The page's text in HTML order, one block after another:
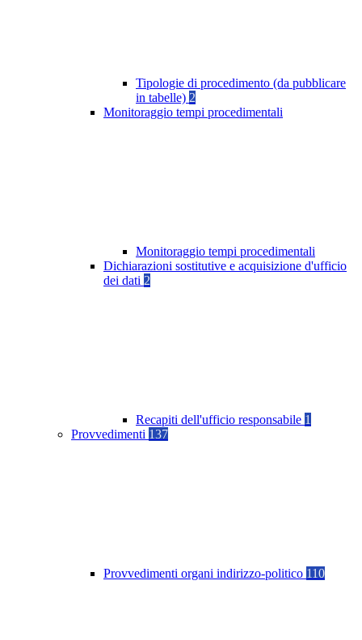
Tipologie di procedimento (da pubblicare
in tabelle) 2
Monitoraggio tempi procedimentali
Monitoraggio tempi procedimentali
Dichiarazioni sostitutive e acquisizione d'ufficio
dei dati 2
Recapiti dell'ufficio responsabile 1
Provvedimenti 137
Provvedimenti organi indirizzo-politico 110